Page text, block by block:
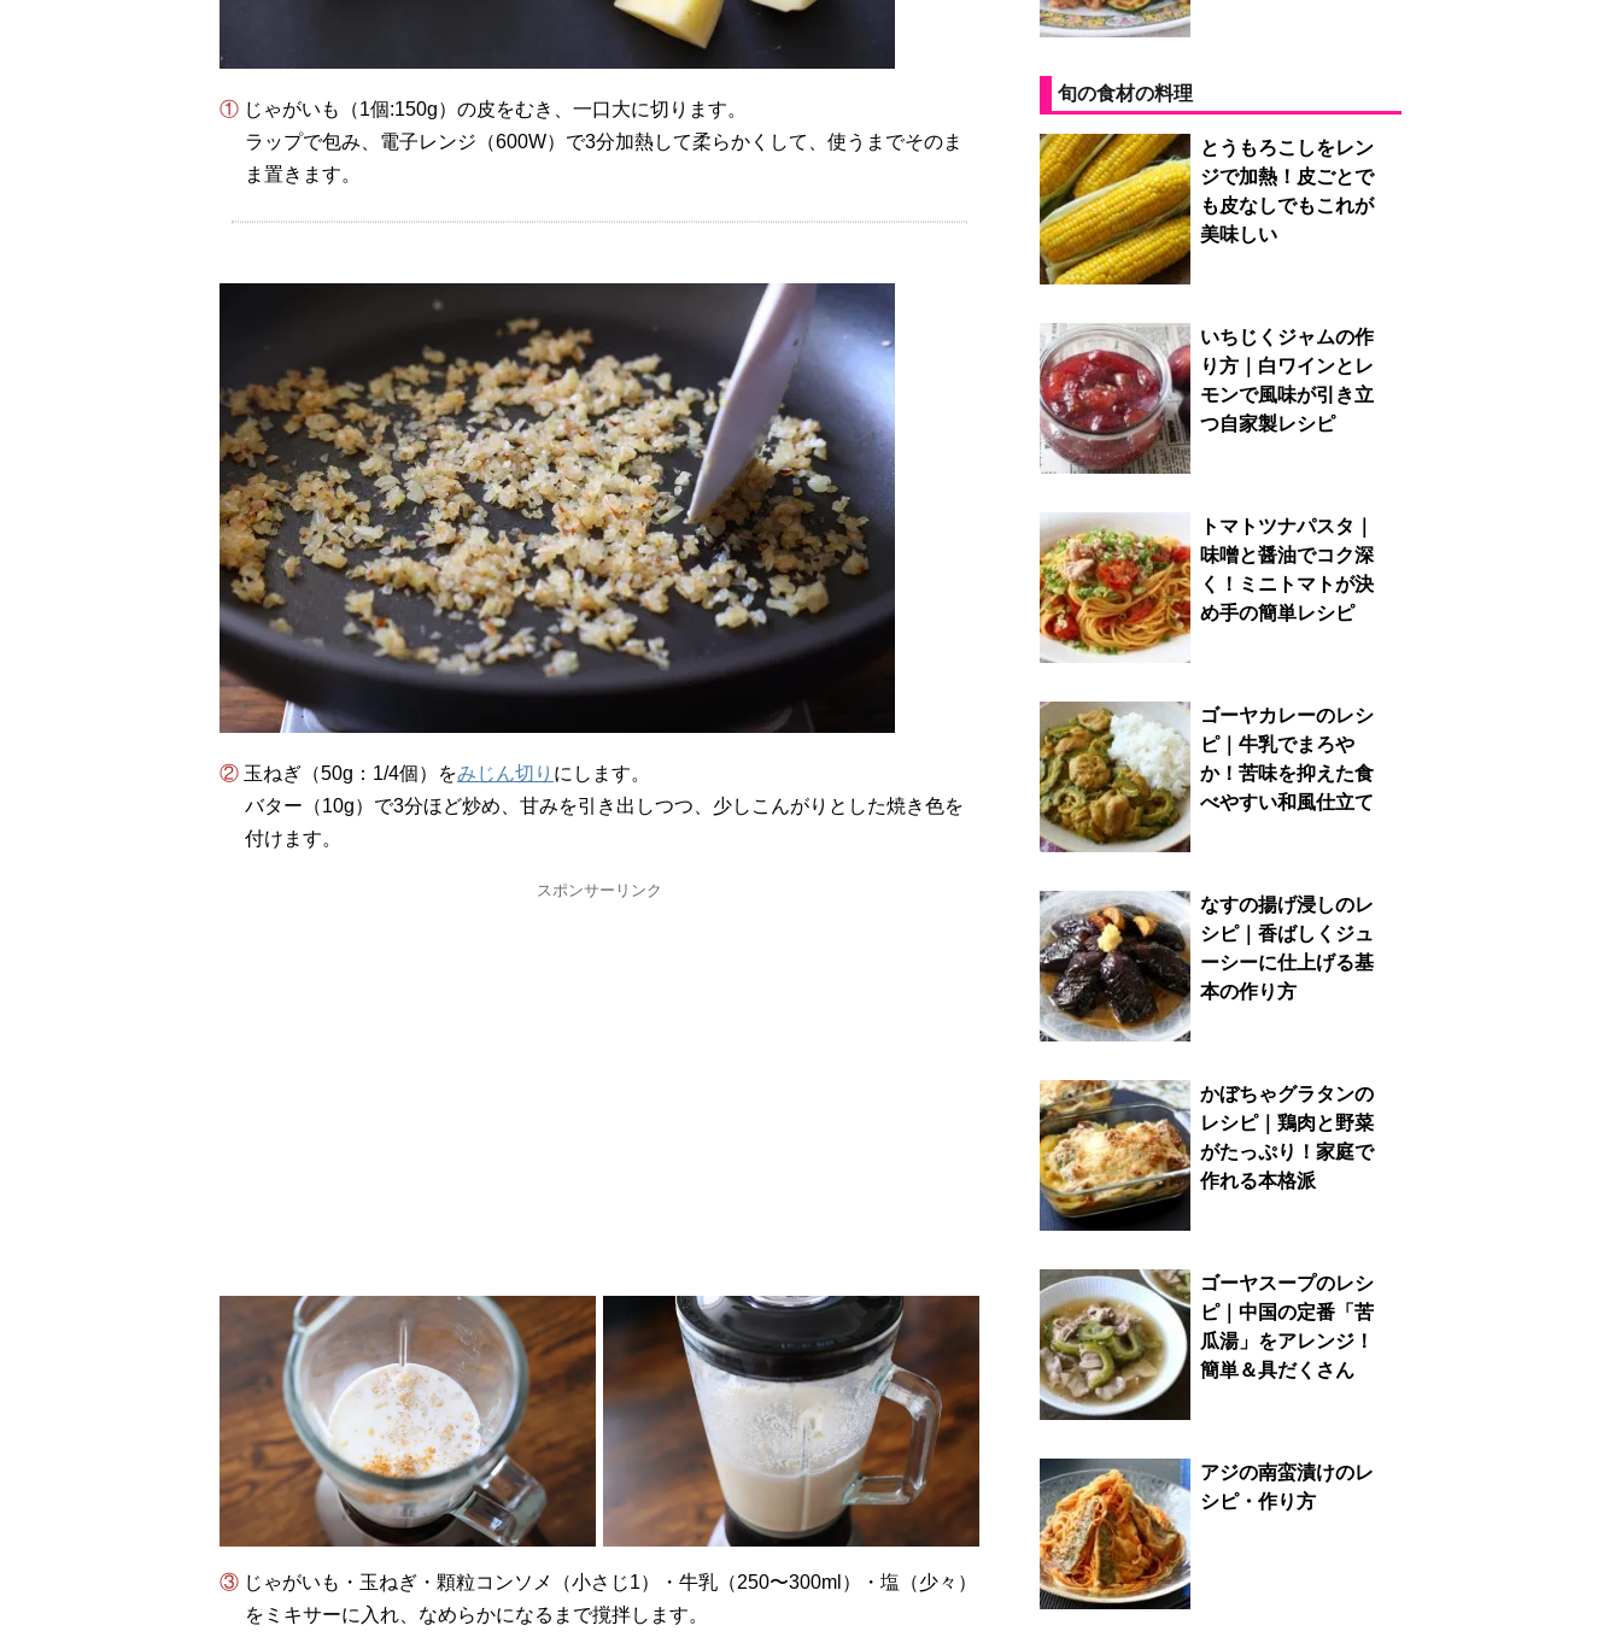
① じゃがいも（1個:150g）の皮をむき、一口大に切ります。
ラップで包み、電子レンジ（600W）で3分加熱して柔らかくして、使うまでそのま
ま置きます。
② 玉ねぎ（50g：1/4個）をみじん切り にします。
バター（10g）で3分ほど炒め、甘みを引き出しつつ、少しこんがりとした焼き色を
付けます。
スポンサーリンク
③ じゃがいも・玉ねぎ・顆粒コンソメ（小さじ1）・牛乳（250〜300ml）・塩（少々）
をミキサーに入れ、なめらかになるまで撹拌します。
旬の食材の料理
とうもろこしをレン
ジで加熱！皮ごとで
も皮なしでもこれが
美味しい
いちじくジャムの作
り方｜白ワインとレ
モンで風味が引き立
つ自家製レシピ
トマトツナパスタ｜
味噌と醤油でコク深
く！ミニトマトが決
め手の簡単レシピ
ゴーヤカレーのレシ
ピ｜牛乳でまろや
か！苦味を抑えた食
べやすい和風仕立て
なすの揚げ浸しのレ
シピ｜香ばしくジュ
ーシーに仕上げる基
本の作り方
かぼちゃグラタンの
レシピ｜鶏肉と野菜
がたっぷり！家庭で
作れる本格派
ゴーヤスープのレシ
ピ｜中国の定番「苦
瓜湯」をアレンジ！
簡単＆具だくさん
アジの南蛮漬けのレ
シピ・作り方